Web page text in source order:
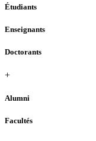
Étudiants
Enseignants
Doctorants
+
Alumni
Facultés